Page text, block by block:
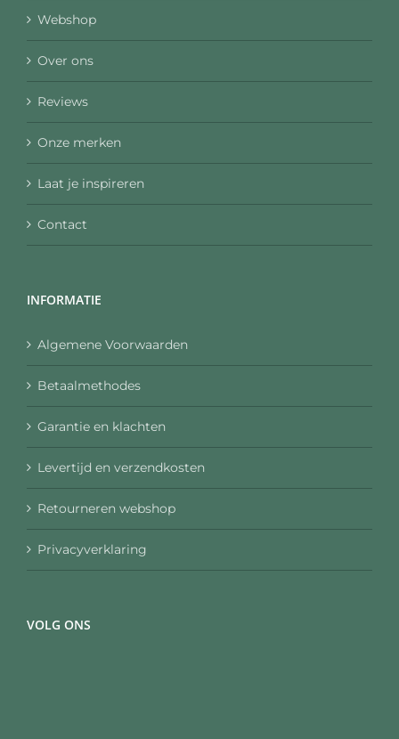
Webshop
Over ons
Reviews
Onze merken
Laat je inspireren
Contact
INFORMATIE
Algemene Voorwaarden
Betaalmethodes
Garantie en klachten
Levertijd en verzendkosten
Retourneren webshop
Privacyverklaring
VOLG ONS